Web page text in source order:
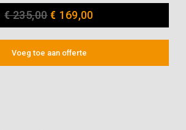
€235,00€ 169,00
Voeg toe aan offerte